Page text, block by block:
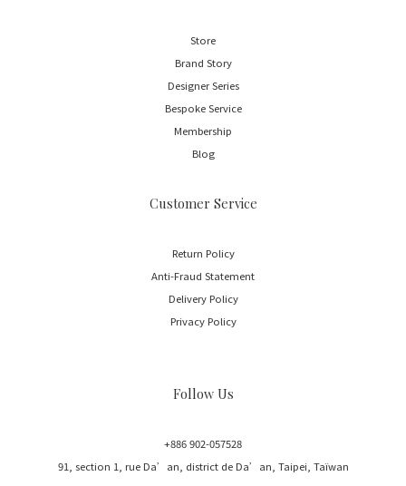
Store
Brand Story
Designer Series
Bespoke Service
Membership
Blog
Customer Service
Return Policy
Anti-Fraud Statement
Delivery Policy
Privacy Policy
Follow Us
+886 902-057528
91, section 1, rue Da’an, district de Da’an, Taipei, Taïwan